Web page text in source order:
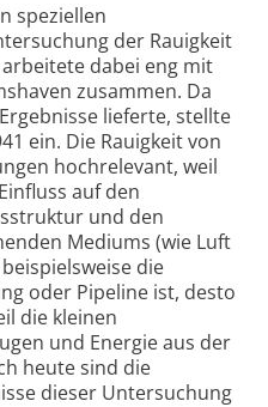
speziellen
der Rauigkeit
dabei eng mit
zusammen. Da
lieferte, stellte
ein. Die Rauigkeit von
hochrelevant, weil
auf den
und den
Mediums (wie Luft
die
oder Pipeline ist, desto
die kleinen
und Energie aus der
heute sind die
dieser Untersuchung